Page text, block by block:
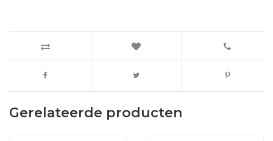
Gerelateerde producten